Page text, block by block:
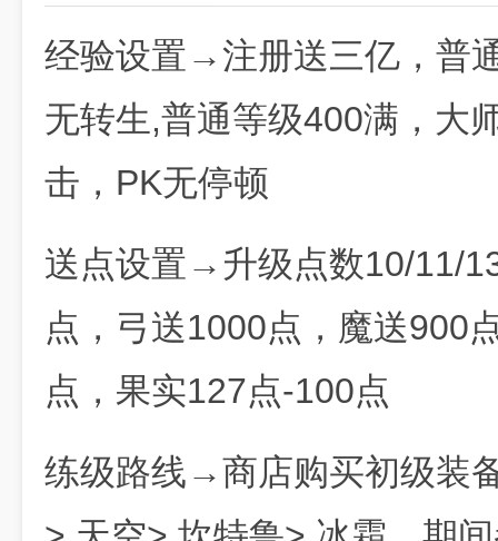
经验设置→注册送三亿，普
无转生,普通等级400满，大
击，PK无停顿
送点设置→升级点数10/11/
点，弓送1000点，魔送900
点，果实127点-100点
练级路线→商店购买初级装